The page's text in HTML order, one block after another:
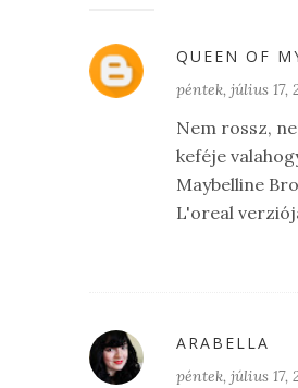
QUEEN OF
péntek, július 17,
Nem rossz,
keféje
Maybelline
L'oreal
ARABELLA
péntek, július 17,